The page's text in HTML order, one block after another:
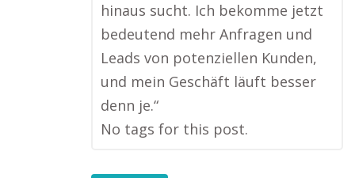
hinaus sucht. Ich bekomme jetzt
bedeutend mehr Anfragen und
Leads von potenziellen Kunden,
und mein Geschäft läuft besser
denn je.“
No tags for this post.